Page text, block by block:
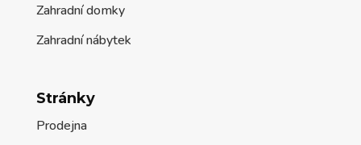
Zahradní domky
Zahradní nábytek
Stránky
Prodejna